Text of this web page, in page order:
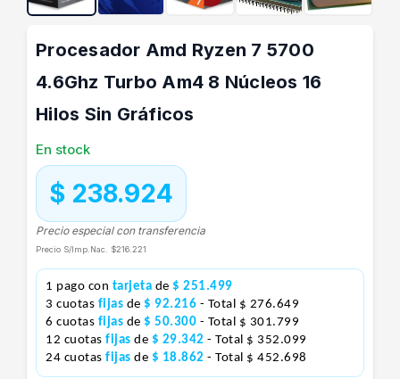
Procesador Amd Ryzen 7 5700
4.6Ghz Turbo Am4 8 Núcleos 16
Hilos Sin Gráficos
En stock
$ 238.924
Precio especial con transferencia
Precio S/Imp.Nac. $216.221
1 pago con tarjeta de $ 251.499
3 cuotas fijas de $ 92.216 - Total $ 276.649
6 cuotas fijas de $ 50.300 - Total $ 301.799
12 cuotas fijas de $ 29.342 - Total $ 352.099
24 cuotas fijas de $ 18.862 - Total $ 452.698